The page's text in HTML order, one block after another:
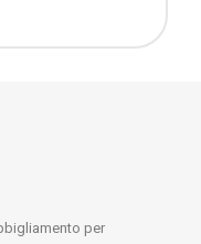
per